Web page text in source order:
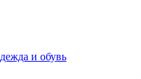
и обувь